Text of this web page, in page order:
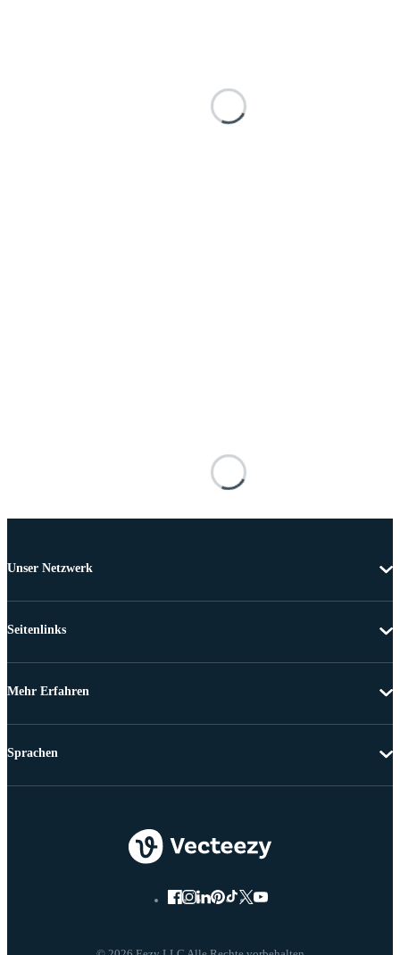
Unser Netzwerk
Seitenlinks
Mehr Erfahren
Sprachen